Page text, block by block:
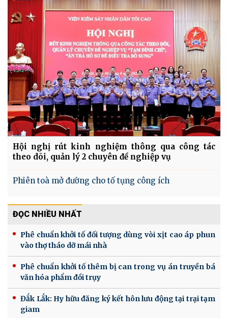
Hội nghị rút kinh nghiệm thông qua công tác
theo dõi, quản lý 2 chuyên đề nghiệp vụ
Phiên toà mở đường cho tố tụng công ích
ĐỌC NHIỀU NHẤT
Phê chuẩn khởi tố đối tượng dùng vòi xịt cao áp phun
vào thợ tháo dỡ mái nhà
Phê chuẩn khởi tố thêm bị can trong vụ án truyền bá
văn hóa phẩm đồi trụy
Đắk Lắk: Hy hữu đăng ký kết hôn lưu động tại trại tạm
giam